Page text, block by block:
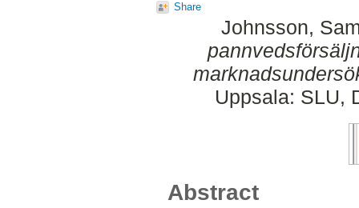
Share
Johnsson,
Uppsala: SLU,
Abstract